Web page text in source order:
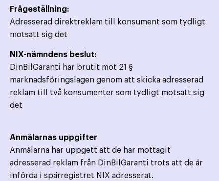
Frågeställning:
Adresserad direktreklam till konsument som tydligt
motsatt sig det
NIX-nämndens beslut:
DinBilGaranti har brutit mot 21 §
marknadsföringslagen genom att skicka adresserad
reklam till två konsumenter som tydligt motsatt sig
det
Anmälarnas uppgifter
Anmälarna har uppgett att de har mottagit
adresserad reklam från DinBilGaranti trots att de är
införda i spärregistret NIX adresserat.